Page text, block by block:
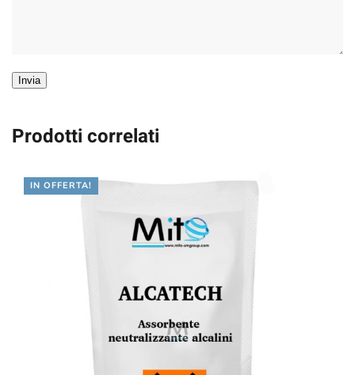
Invia
Prodotti correlati
IN OFFERTA!